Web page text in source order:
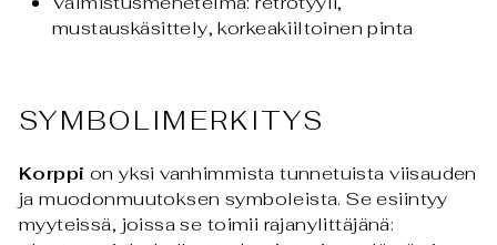
mustauskäsittely, korkeakiiltoinen pinta
SYMBOLIMERKITYS
Korppi on yksi vanhimmista tunnetuista viisauden
ja muodonmuutoksen symboleista. Se esiintyy
myyteissä, joissa se toimii rajanylittäjänä: